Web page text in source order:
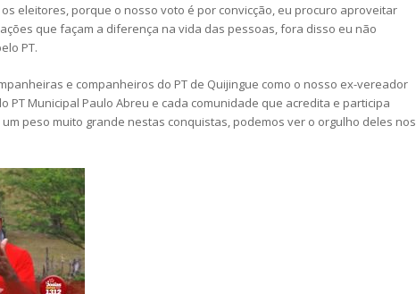
eleitores, porque o nosso voto é por convicção, eu procuro aproveitar
que façam a diferença na vida das pessoas, fora disso eu não
PT.
e companheiros do PT de Quijingue como o nosso ex-vereador
PT Municipal Paulo Abreu e cada comunidade que acredita e participa
peso muito grande nestas conquistas, podemos ver o orgulho deles nos